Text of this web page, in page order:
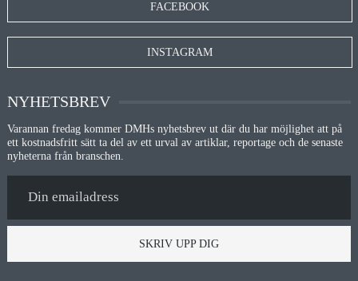
FACEBOOK
INSTAGRAM
NYHETSBREV
Varannan fredag kommer DMHs nyhetsbrev ut där du har möjlighet att på
ett kostnadsfritt sätt ta del av ett urval av artiklar, reportage och de senaste
nyheterna från branschen.
SKRIV UPP DIG